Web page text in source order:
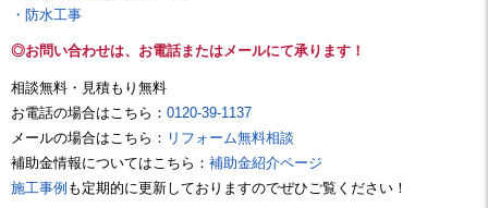
・防水工事
◎お問い合わせは、お電話またはメールにて承ります！
相談無料・見積もり無料
お電話の場合はこちら： 0120-39-1137
メールの場合はこちら： リフォーム無料相談
補助金情報についてはこちら： 補助金紹介ページ
施工事例 も定期的に更新しておりますのでぜひご覧ください！